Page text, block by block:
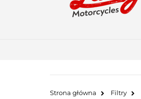
Strona główna Filtry